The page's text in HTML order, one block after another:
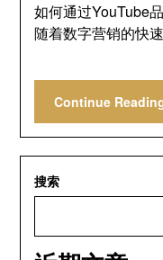
如何通过YouTube
随着数字营销的快
Continue
搜索